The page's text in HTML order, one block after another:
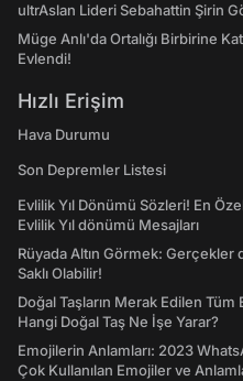
ultrAslan Lideri Sebahattin Şirin
Müge Anlı'da Ortalığı Birbirine
Evlendi!
Hızlı Erişim
Hava Durumu
Son Depremler Listesi
Evlilik Yıl Dönümü Sözleri! En
Evlilik Yıl dönümü Mesajları
Rüyada Altın Görmek: Gerçekler
Saklı Olabilir!
Doğal Taşların Merak Edilen
Hangi Doğal Taş Ne İşe Yarar?
Emojilerin Anlamları: 2023
Çok Kullanılan Emojiler ve